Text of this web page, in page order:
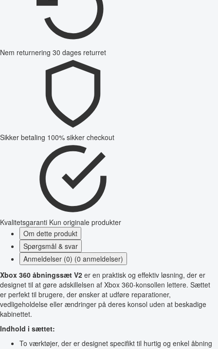
Nem returnering 30 dages returret
Sikker betaling 100% sikker checkout
Kvalitetsgaranti Kun originale produkter
Om dette produkt
Spørgsmål & svar
Anmeldelser (0) (0 anmeldelser)
Xbox 360 åbningssæt V2 er en praktisk og effektiv løsning, der er
designet til at gøre adskillelsen af Xbox 360-konsollen lettere. Sættet
er perfekt til brugere, der ønsker at udføre reparationer,
vedligeholdelse eller ændringer på deres konsol uden at beskadige
kabinettet.
Indhold i sættet:
To værktøjer, der er designet specifikt til hurtig og enkel åbning